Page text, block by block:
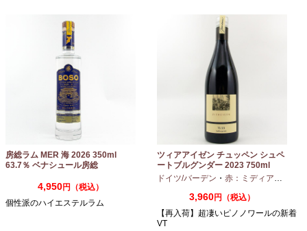
房総ラム MER 海 2026 350ml
63.7％ ベナシュール房総
4,950円（税込）
個性派のハイエステルラム
ツィアアイゼン チュッペン シュペ
ートブルグンダー 2023 750ml
ドイツ/バーデン ・ 赤：ミディアムボディ
3,960円（税込）
【再入荷】超凄いピノノワールの新着
VT